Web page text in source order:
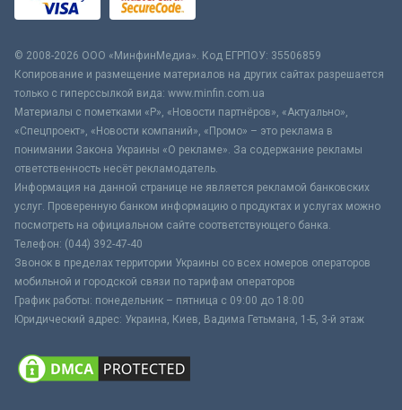
© 2008-2026 ООО «МинфинМедиа». Код ЕГРПОУ: 35506859
Копирование и размещение материалов на других сайтах разрешается
только с гиперссылкой вида: www.minfin.com.ua
Материалы с пометками «Р», «Новости партнёров», «Актуально»,
«Спецпроект», «Новости компаний», «Промо» – это реклама в
понимании Закона Украины «О рекламе». За содержание рекламы
ответственность несёт рекламодатель.
Информация на данной странице не является рекламой банковских
услуг. Проверенную банком информацию о продуктах и услугах можно
посмотреть на официальном сайте соответствующего банка.
Телефон: (044) 392-47-40
Звонок в пределах территории Украины со всех номеров операторов
мобильной и городской связи по тарифам операторов
График работы: понедельник – пятница с 09:00 до 18:00
Юридический адрес: Украина, Киев, Вадима Гетьмана, 1-Б, 3-й этаж